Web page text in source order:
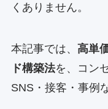
くありません。
本記事では、 高単
ド構築法を、コン
SNS・接客・事例